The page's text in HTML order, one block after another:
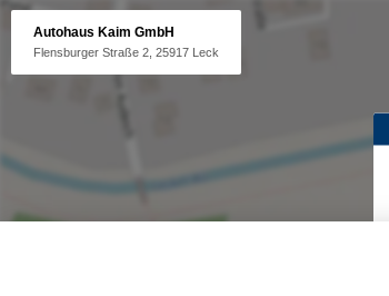
Autohaus Kaim GmbH
Flensburger Straße 2, 25917 Leck